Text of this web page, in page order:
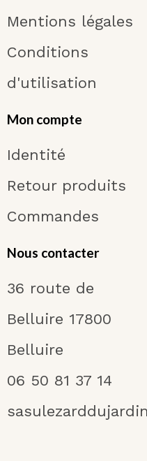
Mentions légales
Conditions
d'utilisation
Mon compte
Identité
Retour produits
Commandes
Nous contacter
36 route de
Belluire 17800
Belluire
06 50 81 37 14